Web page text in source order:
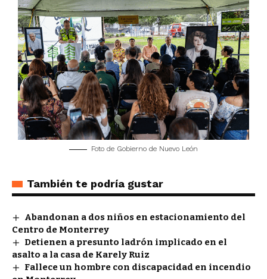
Foto de Gobierno de Nuevo León
También te podría gustar
Abandonan a dos niños en estacionamiento del
Centro de Monterrey
Detienen a presunto ladrón implicado en el
asalto a la casa de Karely Ruiz
Fallece un hombre con discapacidad en incendio